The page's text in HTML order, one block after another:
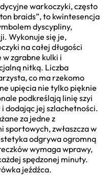
warkoczyki, często
braids”, to kwintesencja
dyscypliny,
Wykonuje się je,
na całej długości
zgrabne kulki i
nitką. Liczba
co ma rzekomo
upięcia nie tylko pięknie
podkreślają linię szyi
dodając jej szlachetności.
za jedne z
sportowych, zwłaszcza w
odgrywa ogromną
wymaga wprawy,
spędzonej minuty.
jeźdźca.